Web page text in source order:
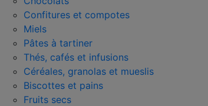
Confitures et compotes
Miels
Pâtes à tartiner
Thés, cafés et infusions
Céréales, granolas et mueslis
Biscottes et pains
Fruits secs